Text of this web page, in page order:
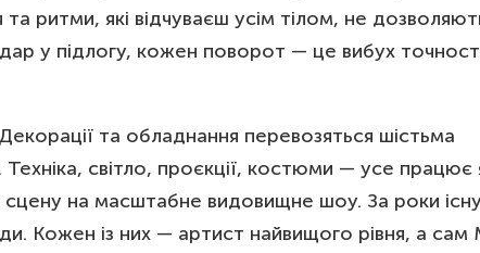
ритми, які відчуваєш усім тілом, не
у підлогу, кожен поворот — це вибух
та обладнання перевозяться шістьма
світло, проєкції, костюми — усе працює
на масштабне видовищне шоу. За роки
Кожен із них — артист найвищого рівня, а сам